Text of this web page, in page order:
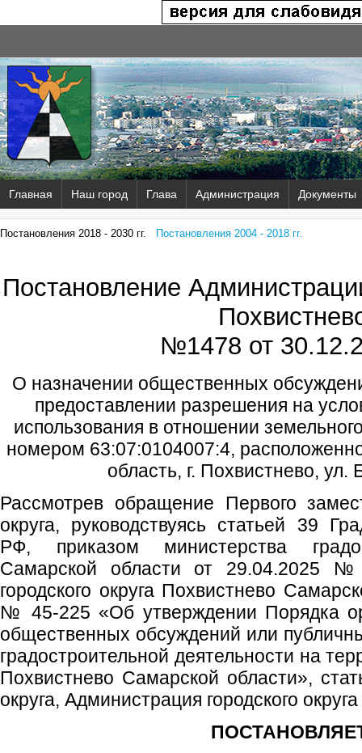
Главная Наш город Глава Администрация Документы
Постановления 2018 - 2030 гг. Постановления 2004 - 2018 гг.
Постановление
№1478 от
О назначении общественных
предоставлении разрешения на
использования в отношении
номером 63:07:0104007:4,
область, г. Похвистнево, ул.
Рассмотрев обращение Первого
округа, руководствуясь статьей 39
РФ, приказом министерства
Самарской области от 29.04.2025
городского округа Похвистнево
№ 45-225 «Об утверждении Порядка
общественных обсуждений или
градостроительной деятельности на
Похвистнево Самарской области»,
округа, Администрация городского